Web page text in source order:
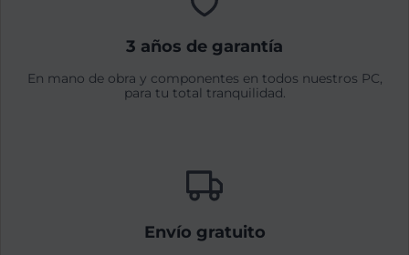
3 años de garantía
En mano de obra y componentes en todos nuestros PC,
para tu total tranquilidad.
Envío gratuito